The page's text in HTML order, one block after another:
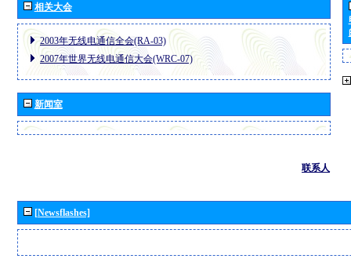
相关大会
2003年无线电通信全会(RA-03)
2007年世界无线电通信大会(WRC-07)
新闻室
联系人
[Newsflashes]